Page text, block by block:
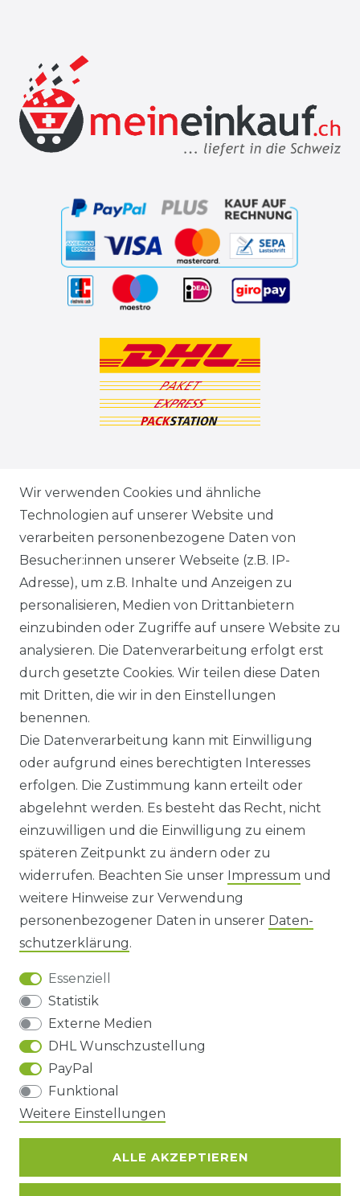
VERSANDARTEN & -KOSTEN
GEWERBETREIBENDE?
HILFE
KONTAKT
ANFAHRT
WIDERRUFS­FORMULAR
HINWEISE ZUR BATTERIEENTSORGUNG
IMPRESSUM
AGB UND KUNDENINFORMATIONEN
DATENSCHUTZERKLÄRUNG
BARRIEREFREIHEIT
Impressum Daten­schutz­erklärung
Barrierefreiheitserklärung
VERTRAG WIDERRUFEN Kontakt
Wir verwenden Cookies und ähnliche
Technologien auf unserer Website und
verarbeiten personenbezogene Daten von
Besucher:innen unserer Webseite (z.B. IP-
Adresse), um z.B. Inhalte und Anzeigen zu
personalisieren, Medien von Drittanbietern
einzubinden oder Zugriffe auf unsere Website zu
analysieren. Die Datenverarbeitung erfolgt erst
durch gesetzte Cookies. Wir teilen diese Daten
mit Dritten, die wir in den Einstellungen
benennen.
Die Datenverarbeitung kann mit Einwilligung
oder aufgrund eines berechtigten Interesses
erfolgen. Die Zustimmung kann erteilt oder
abgelehnt werden. Es besteht das Recht, nicht
einzuwilligen und die Einwilligung zu einem
späteren Zeitpunkt zu ändern oder zu
widerrufen. Beachten Sie unser Impressum und
weitere Hinweise zur Verwendung
personenbezogener Daten in unserer Daten­
schutz­erklärung.
Essenziell
Statistik
Externe Medien
DHL Wunschzustellung
PayPal
Funktional
Weitere Einstellungen
ALLE AKZEPTIEREN